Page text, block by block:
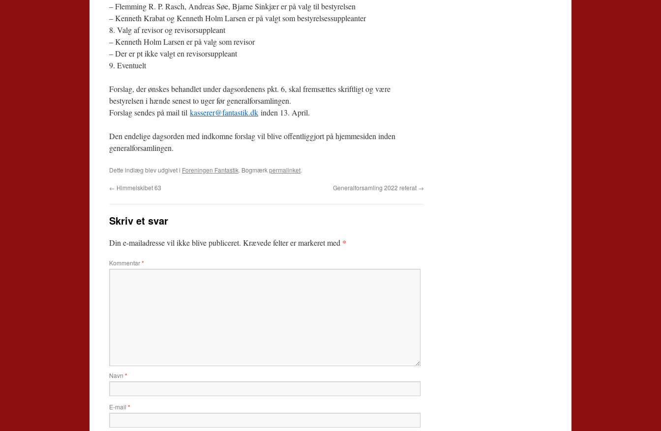
– Flemming R. P. Rasch, Andreas Søe, Bjarne Sinkjær er på valg til bestyrelsen
– Kenneth Krabat og Kenneth Holm Larsen er på valgt som bestyrelsessuppleanter
8. Valg af revisor og revisorsuppleant
– Kenneth Holm Larsen er på valg som revisor
– Der er pt ikke valgt en revisorsuppleant
9. Eventuelt
Forslag, der ønskes behandlet under dagsordenens pkt. 6, skal fremsættes skriftligt og være
bestyrelsen i hænde senest to uger før generalforsamlingen.
Forslag sendes på mail til kasserer@fantastik.dk inden 13. April.
Den endelige dagsorden med indkomne forslag vil blive offentliggjort på hjemmesiden inden
generalforsamlingen.
Dette indlæg blev udgivet i Foreningen Fantastik. Bogmærkpermalinket.
← Himmelskibet 63 Generalforsamling 2022 referat →
Skriv et svar
Din e-mailadresse vil ikke blive publiceret. Krævede felter er markeret med *
Kommentar*
Navn *
E-mail *